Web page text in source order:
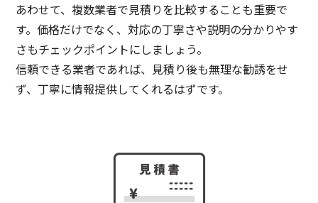
あわせて、複数業者で見積りを比較することも重要で
す。価格だけでなく、対応の丁寧さや説明の分かりやす
さもチェックポイントにしましょう。
信頼できる業者であれば、見積り後も無理な勧誘をせ
ず、丁寧に情報提供してくれるはずです。